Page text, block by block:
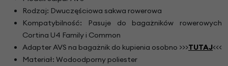
Rodzaj: Dwuczęściowa sakwa rowerowa
Kompatybilność: Pasuje do bagażników rowerowych
Cortina U4 Family i Common
Adapter AVS na bagażnik do kupienia osobno >>>TUTAJ<<<
Materiał: Wodoodporny poliester